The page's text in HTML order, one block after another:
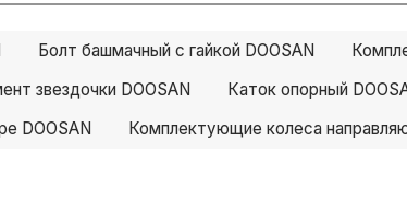
Болт башмачный с гайкой DOOSAN
звездочки DOOSAN Каток опорный
DOOSAN Комплектующие колеса